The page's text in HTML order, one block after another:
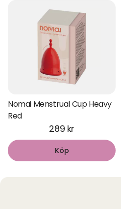
Nomai Menstrual Cup Heavy
Red
289 kr
Köp